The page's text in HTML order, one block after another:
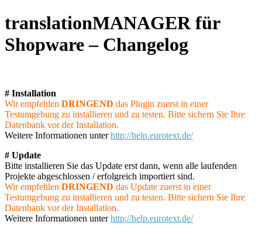
translationMANAGER für
Shopware – Changelog
# Installation
Wir empfehlen DRINGEND das Plugin zuerst in einer
Testumgebung zu installieren und zu testen. Bitte sichern Sie Ihre
Datenbank vor der Installation.
Weitere Informationen unterhttp://help.eurotext.de/
# Update
Bitte installieren Sie das Update erst dann, wenn alle laufenden
Projekte abgeschlossen / erfolgreich importiert sind.
Wir empfehlen DRINGEND das Update zuerst in einer
Testumgebung zu installieren und zu testen. Bitte sichern Sie Ihre
Datenbank vor der Installation.
Weitere Informationen unterhttp://help.eurotext.de/